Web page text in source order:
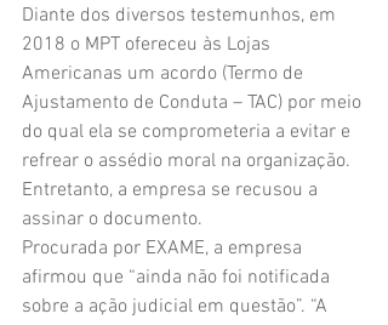
Diante dos diversos testemunhos, em
2018 o MPT ofereceu às Lojas
Americanas um acordo (Termo de
Ajustamento de Conduta – TAC) por meio
do qual ela se comprometeria a evitar e
refrear o assédio moral na organização.
Entretanto, a empresa se recusou a
assinar o documento.
Procurada por EXAME, a empresa
afirmou que “ainda não foi notificada
sobre a ação judicial em questão”. “A